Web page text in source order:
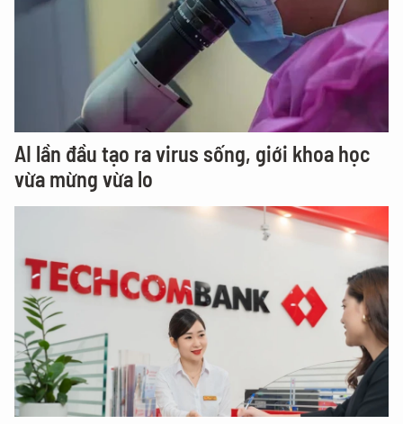
AI lần đầu tạo ra virus sống, giới khoa học
vừa mừng vừa lo